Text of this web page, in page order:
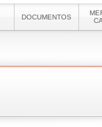
DOCUMENTOS